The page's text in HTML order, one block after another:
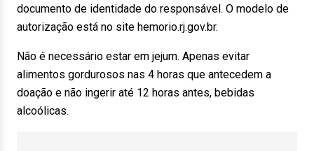
documento de identidade do responsável. O modelo de
autorização está no site hemorio.rj.gov.br.
Não é necessário estar em jejum. Apenas evitar
alimentos gordurosos nas 4 horas que antecedem a
doação e não ingerir até 12 horas antes, bebidas
alcoólicas.